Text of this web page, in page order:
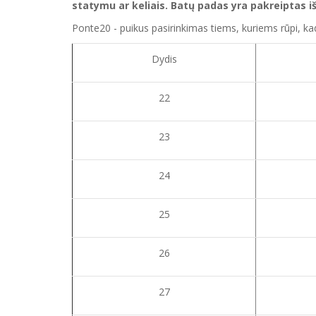
statymu ar keliais. Batų padas yra pakreiptas
Ponte20 - puikus pasirinkimas tiems, kuriems rūpi,
Dydis
22
23
24
25
26
27